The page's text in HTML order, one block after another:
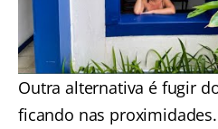
Outra alternativa é fugir
ficando nas